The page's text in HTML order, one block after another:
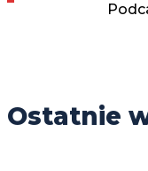
Ostatnie